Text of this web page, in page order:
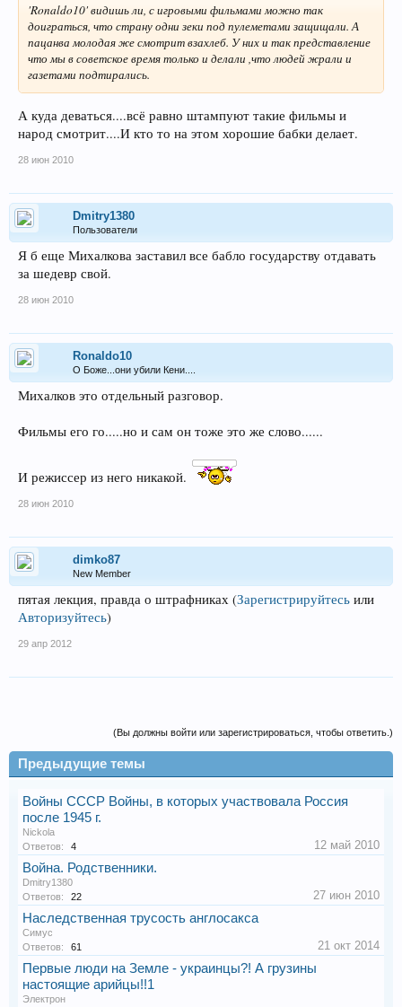
'Ronaldo10' видишь ли, с игровыми фильмами можно так
доиграться, что страну одни зеки под пулеметами защищали. А
пацанва молодая же смотрит взахлеб. У них и так представление
что мы в советское время только и делали ,что людей жрали и
газетами подтирались.
А куда деваться....всё равно штампуют такие фильмы и
народ смотрит....И кто то на этом хорошие бабки делает.
28 июн 2010
Dmitry1380
Пользователи
Я б еще Михалкова заставил все бабло государству отдавать
за шедевр свой.
28 июн 2010
Ronaldo10
О Боже...они убили Кени....
Михалков это отдельный разговор.
Фильмы его го.....но и сам он тоже это же слово......
И режиссер из него никакой.
28 июн 2010
dimko87
New Member
пятая лекция, правда о штрафниках (Зарегистрируйтесь или
Авторизуйтесь)
29 апр 2012
(Вы должны войти или зарегистрироваться, чтобы ответить.)
Предыдущие темы
Войны СССР Войны, в которых участвовала Россия
после 1945 г.
Nickola
Ответов:
4 12 май 2010
Война. Родственники.
Dmitry1380
Ответов:
22 27 июн 2010
Наследственная трусость англосакса
Симус
Ответов:
61 21 окт 2014
Первые люди на Земле - украинцы?! А грузины
настоящие арийцы!!1
Электрон